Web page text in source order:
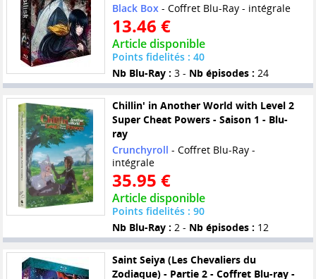
Black Box- Coffret Blu-Ray - intégrale
13.46 €
Article disponible
Points fidelités : 40
Nb Blu-Ray : 3 - Nb épisodes : 24
Chillin' in Another World with Level 2
Super Cheat Powers - Saison 1 - Blu-
ray
Crunchyroll - Coffret Blu-Ray -
intégrale
35.95 €
Article disponible
Points fidelités : 90
Nb Blu-Ray : 2 - Nb épisodes : 12
Saint Seiya (Les Chevaliers du
Zodiaque) - Partie 2 - Coffret Blu-ray -